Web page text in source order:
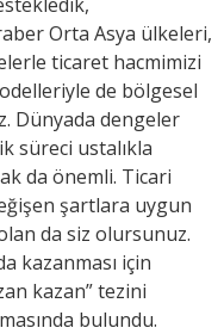
Orta Asya ülkeleri,
ticaret hacmimizi
de bölgesel
Dünyada dengeler
süreci ustalıkla
da önemli. Ticari
şartlara uygun
da siz olursunuz.
kazanması için
kazan” tezini
bulundu.